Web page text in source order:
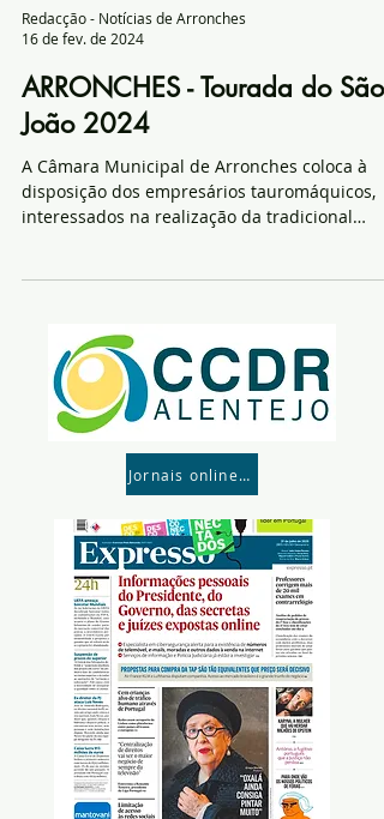
Redacção - Notícias de Arronches
16 de fev. de 2024
ARRONCHES - Tourada do São
João 2024
A Câmara Municipal de Arronches coloca à
disposição dos empresários tauromáquicos,
interessados na realização da tradicional
Jornais online- Para consultar